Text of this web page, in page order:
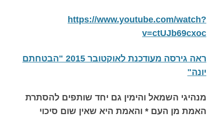
https://www.youtube.com/watch?
v=ctUJb69cxoc
ראה גירסה מעודכנת לאוקטובר 2015 "הבטחתם
יונה"
מנהיגי השמאל והימין גם יחד שותפים להסתרת
האמת מן העם * והאמת היא שאין שום סיכוי